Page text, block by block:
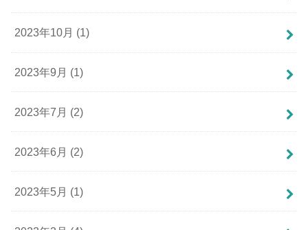
2023年10月 (1)
2023年9月 (1)
2023年7月 (2)
2023年6月 (2)
2023年5月 (1)